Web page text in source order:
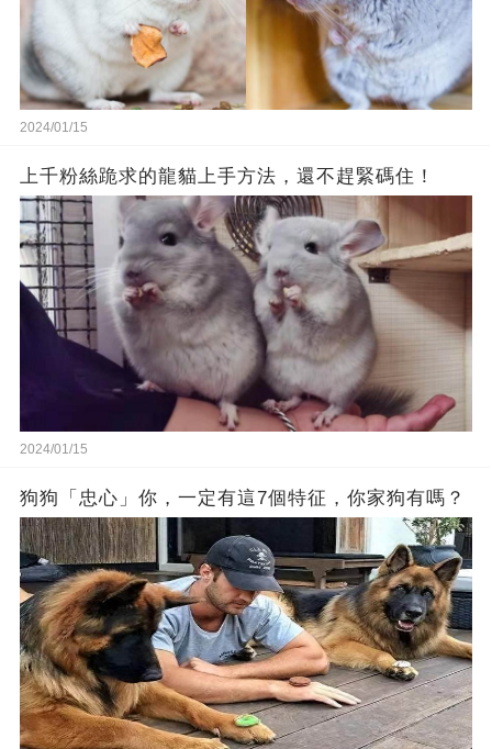
2024/01/15
上千粉絲跪求的龍貓上手方法，還不趕緊碼住！
2024/01/15
狗狗「忠心」你，一定有這7個特征，你家狗有嗎？